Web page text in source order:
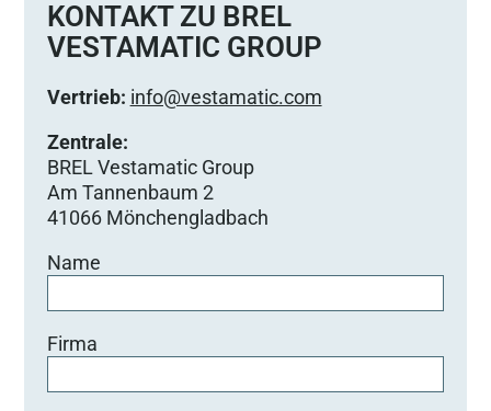
KONTAKT ZU BREL
VESTAMATIC GROUP
Vertrieb: info@vestamatic.com
Zentrale:
BREL Vestamatic Group
Am Tannenbaum 2
41066 Mönchengladbach
Name
Firma